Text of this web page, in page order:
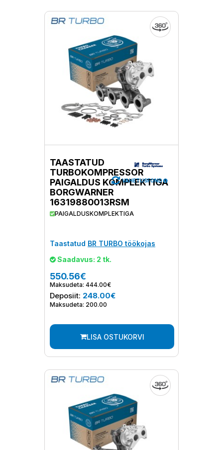
TAASTATUD
TURBOKOMPRESSOR
PAIGALDUS KOMPLEKTIGA
BORGWARNER
16319880013RSM
PAIGALDUSKOMPLEKTIGA
Taastatud BR TURBO töökojas
Saadavus: 2 tk.
550.56€
Maksudeta: 444.00€
Deposiit: 248.00€
Maksudeta: 200.00
VAHETUSFOND
LISA OSTUKORVI